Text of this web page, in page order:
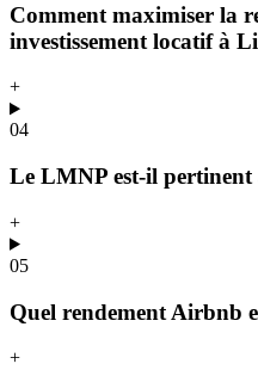
Comment maximiser la
investissement locatif à
+
04
Le LMNP est-il pertinent
+
05
Quel rendement Airbnb
+